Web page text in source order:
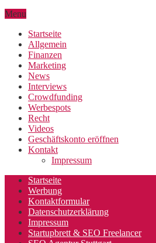
Menu
Startseite
Allgemein
Finanzen
Marketing
News
Interviews
Crowdfunding
Werbespots
Recht
Videos
Geschäftskonto eröffnen
Kontakt
Impressum
Startseite
Werbung
Kontaktformular
Datenschutzerklärung
Impressum
Startupbrett & SEO Freelancer